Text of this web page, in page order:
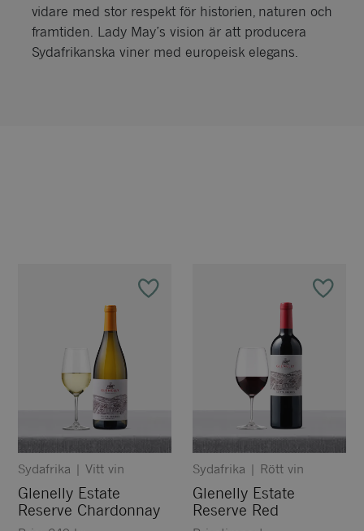
vidare med stor respekt för historien, naturen och
framtiden. Lady May’s vision är att producera
Sydafrikanska viner med europeisk elegans.
Sydafrika |Vitt vin
Glenelly Estate
Reserve Chardonnay
Sydafrika | Rött vin
Glenelly Estate
Reserve Red